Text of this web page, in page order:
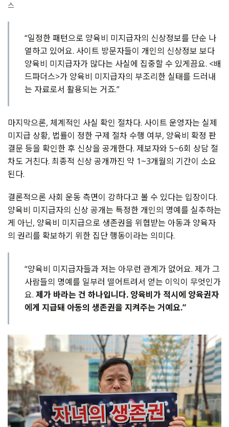
스
“일정한 패턴으로 양육비 미지급자의 신상정보를 단순 나
열하고 있어요. 사이트 방문자들이 개인의 신상정보 보다
양육비 미지급자가 많다는 사실에 집중할 수 있게끔요. <배
드파더스>가 양육비 미지급자의 부조리한 실태를 드러내
는 자료로서 활용되는 거죠.”
마지막으론, 체계적인 사실 확인 절차다. 사이트 운영자는 실제
미지급 상황, 법률이 정한 구제 절차 수행 여부, 양육비 확정 판
결문 등을 확인한 후 신상을 공개한다. 제보자와 5~6회 상담 절
차도 거친다. 최종적 신상 공개까진 약 1~3개월의 기간이 소요
된다.
결론적으론 사회 운동 측면이 강하다고 볼 수 있다는 입장이다.
양육비 미지급자의 신상 공개는 특정한 개인의 명예를 실추하는
게 아닌, 양육비 미지급으로 생존권을 위협받는 아동과 양육자
의 권리를 확보하기 위한 집단 행동이라는 의미다.
“양육비 미지급자들과 저는 아무런 관계가 없어요. 제가 그
사람들의 명예를 일부러 떨어트려서 얻는 이익이 무엇인가
요. 제가 바라는 건 하나입니다. 양육비가 적시에 양육권자
에게 지급돼 아동의 생존권을 지켜주는 거예요.”